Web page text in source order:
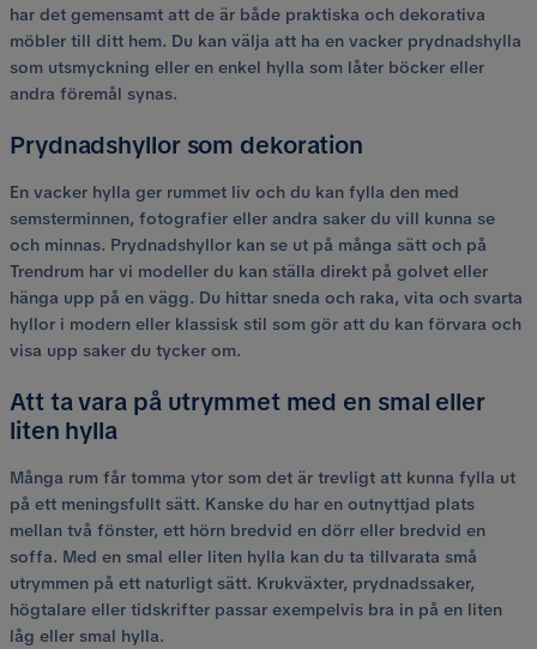
har det gemensamt att de är både praktiska och dekorativa
möbler till ditt hem. Du kan välja att ha en vacker prydnadshylla
som utsmyckning eller en enkel hylla som låter böcker eller
andra föremål synas.
Prydnadshyllor som dekoration
En vacker hylla ger rummet liv och du kan fylla den med
semsterminnen, fotografier eller andra saker du vill kunna se
och minnas. Prydnadshyllor kan se ut på många sätt och på
Trendrum har vi modeller du kan ställa direkt på golvet eller
hänga upp på en vägg. Du hittar sneda och raka, vita och svarta
hyllor i modern eller klassisk stil som gör att du kan förvara och
visa upp saker du tycker om.
Att ta vara på utrymmet med en smal eller
liten hylla
Många rum får tomma ytor som det är trevligt att kunna fylla ut
på ett meningsfullt sätt. Kanske du har en outnyttjad plats
mellan två fönster, ett hörn bredvid en dörr eller bredvid en
soffa. Med en smal eller liten hylla kan du ta tillvarata små
utrymmen på ett naturligt sätt. Krukväxter, prydnadssaker,
högtalare eller tidskrifter passar exempelvis bra in på en liten
låg eller smal hylla.